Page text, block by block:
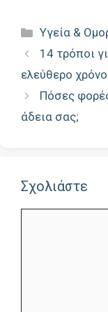
Κατηγορίες
Υγεία &
14 τρόποι
ελεύθερο χρόνο
Πόσες
άδεια σας;
Σχολιάστε